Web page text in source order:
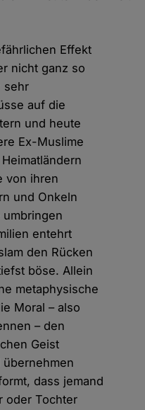
Effekt
nicht ganz so
sehr
auf die
und heute
Ex-Muslime
von ihren
und Onkeln
entehrt
den Rücken
böse. Allein
metaphysische
Moral – also
– den
Geist
dass jemand
oder Tochter